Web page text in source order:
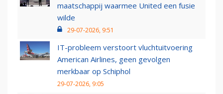
maatschappij waarmee United een fusie
wilde
29-07-2026, 9:51
IT-probleem verstoort vluchtuitvoering
American Airlines, geen gevolgen
merkbaar op Schiphol
29-07-2026, 9:05